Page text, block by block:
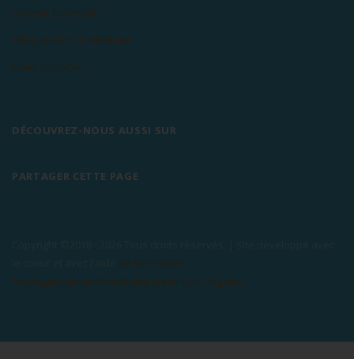
Devenir bénévole
Découvrez nos mécènes
Nous contacter
DÉCOUVREZ-NOUS AUSSI SUR
PARTAGER CETTE PAGE
de bénévoles
Nos règles de confidentialité & mentions légales